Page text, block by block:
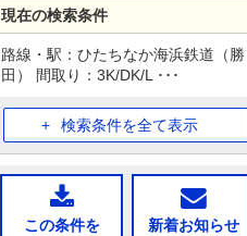
現在の検索条件
路線・駅：ひたちなか海浜鉄道（勝
田） 間取り：3K/DK/L ･･･
検索条件を全て表示
この条件を
新着お知らせ